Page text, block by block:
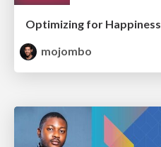
Optimizing for Happiness
mojombo